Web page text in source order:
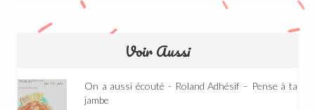
Voir Aussi
On a aussi écouté - Roland Adhésif – Pense à ta
jambe